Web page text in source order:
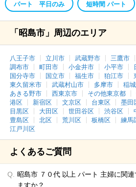
パート 平日のみ 短時間 パート
「昭島市」周辺のエリア
八王子市 立川市 武蔵野市 三鷹市
調布市
町田市 小金井市 小平市
国分寺市
国立市 福生市 狛江市
東久留米市
武蔵村山市 多摩市 稲
あきる野市
西東京市 その他東京都
港区
新宿区 文京区 台東区 墨田
目黒区
大田区 世田谷区 渋谷区
豊島区
北区 荒川区 板橋区 練馬
江戸川区
よくあるご質問
昭島市 ７０代 以上 パート 主婦に関
ますか？